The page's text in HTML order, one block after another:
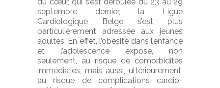
septembre dernier, la Ligue
Cardiologique Belge s’est plus
particulièrement adressée aux jeunes
adultes. En effet, l’obésité dans l’enfance
et l’adolescence expose, non
seulement, au risque de comorbidités
immédiates, mais aussi, ultérieurement,
au risque de complications cardio-